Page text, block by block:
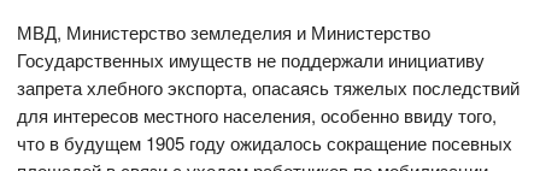
МВД, Министерство земледелия и Министерство
Государственных имуществ не поддержали инициативу
запрета хлебного экспорта, опасаясь тяжелых последствий
для интересов местного населения, особенно ввиду того,
что в будущем 1905 году ожидалось сокращение посевных